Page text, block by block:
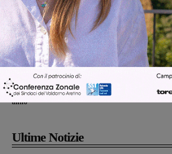
Articolo precedente
Pacchetto scuola, pronti tutti i
contributi per l’anno scolastico in
corso. Rifinanziati alcuni dello scorso
anno
Giulia
Ultime Notizie